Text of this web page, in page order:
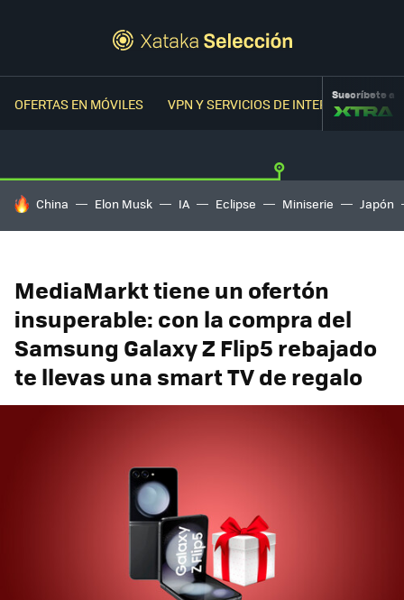
OFERTAS EN MÓVILES VPN Y SERVICIOS DE INTERNETSuscríbete a
HOY SE HABLA DE
China Elon Musk IA Eclipse Miniserie Japón
MediaMarkt tiene un ofertón
insuperable: con la compra del
Samsung Galaxy Z Flip5 rebajado
te llevas una smart TV de regalo